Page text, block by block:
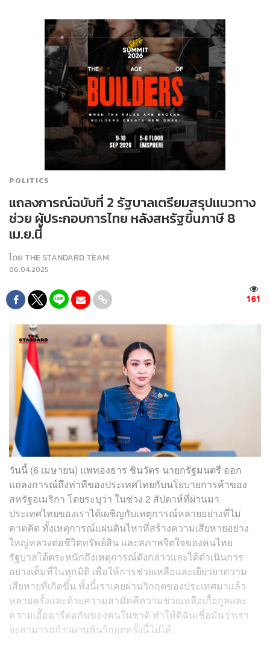
POLITICS
แถลงการณ์ฉบับที่ 2 รัฐบาลเตรียมสรุปแนวทาง
ช่วย ผู้ประกอบการไทย หลังสหรัฐขึ้นภาษี 8
เม.ย.นี้
โดย THE STANDARD TEAM
06.04.2025
161
วันนี้ (6 เมษายน) แพทองธาร ชินวัตร นายกรัฐมนตรี ออก
แถลงการณ์ถึงท่าทีของประเทศไทยกับนโยบายการค้าของ
สหรัฐอเมริกา โดยระบุว่า ในช่วง 2 สัปดาห์ที่ผ่านมา
ประเทศไทยของเราได้เผชิญกับเหตุการณ์หลายอย่างที่ไม่
คาดคิด ทั้งเหตุการณ์แผ่นดินไหวที่สร้างความเสียหายอย่าง
ใหญ่หลวงต่อชีวิตทรัพย์สิน และสภาพจิตใจของคนไทย
รัฐบาลได้ตระหนักถึงเหตุการณ์ดังกล่าวและได้ดำเนินการ
อย่างเต็มที่ในทุกมิติ เพื่อให้การช่วยเหลือและเยียวยาความ
เสียหายที่เกิดขึ้น ทั้งนี้เราเคยผ่านวิกฤตของประเทศมาแล้ว
หลายครั้งและด้วยความสามัคคีความช่วยเหลือเกื้อกูลและ
ความเอื้ออารีต่อกันของคนในชาติ ทำให้ดิฉันเชื่อมั่นว่าเรา
จะสามารถก้าวผ่านพ้นวิกฤตครั้งนี้ไปได้